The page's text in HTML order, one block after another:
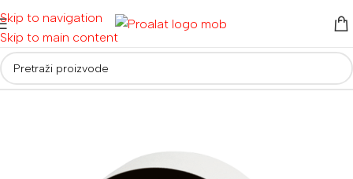
Skip to navigation
Skip to main content
Početna/ Ručni alati i oprema